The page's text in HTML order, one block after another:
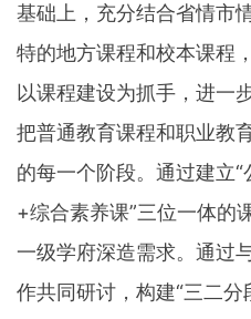
基础上，充分结合省情市
特的地方课程和校本课程
以课程建设为抓手，进一
把普通教育课程和职业教
的每一个阶段。通过建立
+综合素养课”三位一体的
一级学府深造需求。通过
作共同研讨，构建“三二